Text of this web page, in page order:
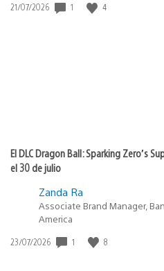
Fecha
21/07/2026 1 4
El DLC Dragon Ball: Sparking Zero’s
el 30 de julio
Zanda Ra
Associate Brand Manager,
America
Fecha
23/07/2026 1 8